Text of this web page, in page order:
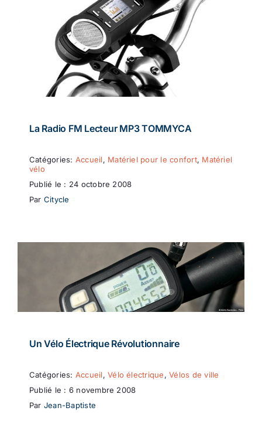
La Radio FM Lecteur MP3 TOMMYCA
Catégories: Accueil, Matériel pour le confort, Matériel
vélo
Publié le : 24 octobre 2008
Par Citycle
Un Vélo Électrique Révolutionnaire
Catégories: Accueil,Vélo électrique,Vélos de ville
Publié le : 6 novembre 2008
Par Jean-Baptiste